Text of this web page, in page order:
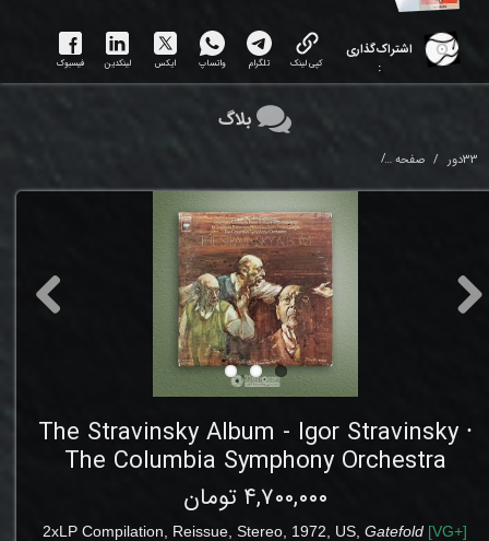
اشتراک‌گذاری
:
کپی لینک تلگرام واتساپ ایکس لینکدین فیسبوک
33دور صفحه
The Stravinsky Album - Igor Stravinsky ⸱
The Columbia Symphony Orchestra
۴,۷۰۰,۰۰۰ تومان
2xLPCompilation, Reissue, Stereo , 1972, US,Gatefold [VG+]
بلاگ